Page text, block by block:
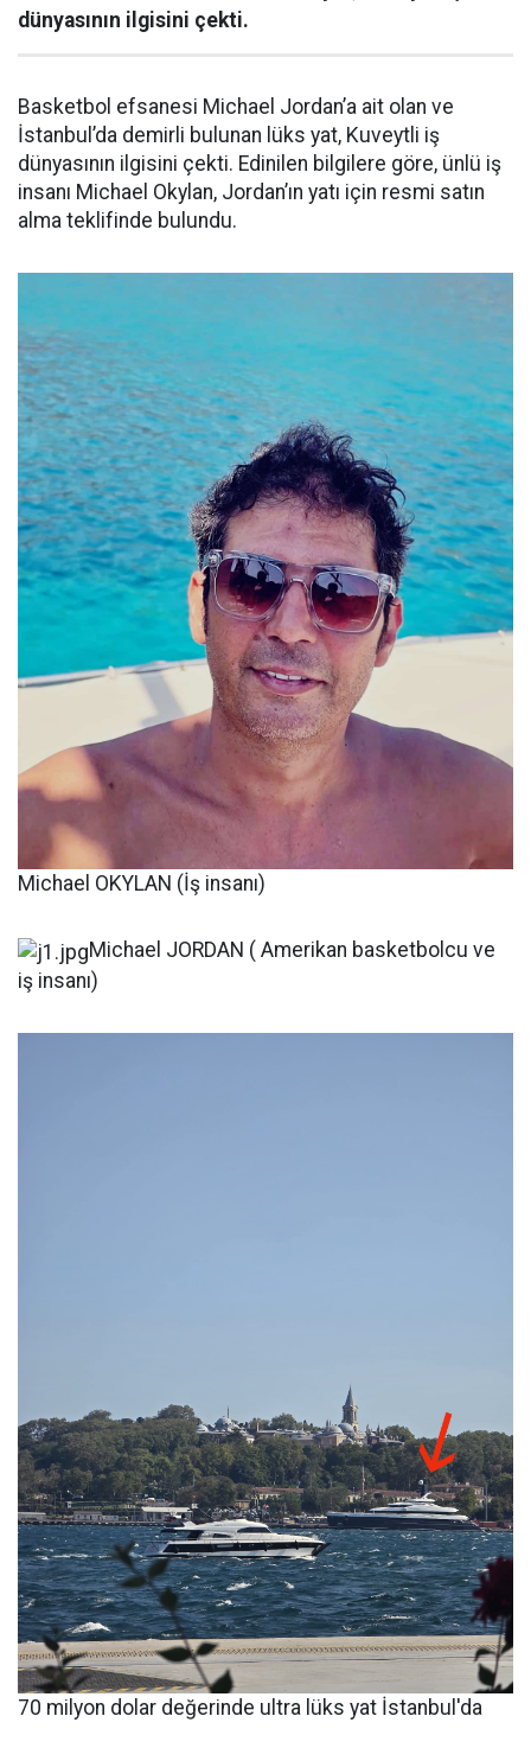
dünyasının ilgisini çekti.
Basketbol efsanesi Michael Jordan’a ait olan ve
İstanbul’da demirli bulunan lüks yat, Kuveytli iş
dünyasının ilgisini çekti. Edinilen bilgilere göre, ünlü iş
insanı Michael Okylan, Jordan’ın yatı için resmi satın
alma teklifinde bulundu.
Michael OKYLAN (İş insanı)
Michael JORDAN ( Amerikan basketbolcu ve
iş insanı)
70 milyon dolar değerinde ultra lüks yat İstanbul'da